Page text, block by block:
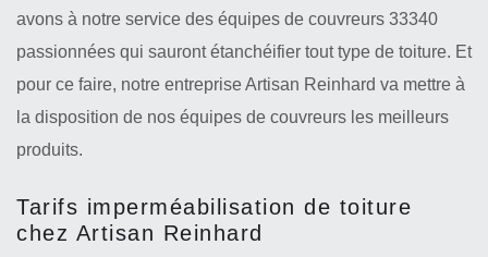
avons à notre service des équipes de couvreurs 33340
passionnées qui sauront étanchéifier tout type de toiture. Et
pour ce faire, notre entreprise Artisan Reinhard va mettre à
la disposition de nos équipes de couvreurs les meilleurs
produits.
Tarifs imperméabilisation de toiture
chez Artisan Reinhard